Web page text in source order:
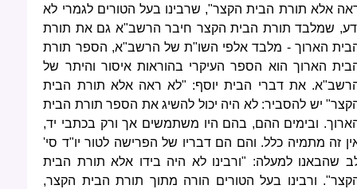
אלא תורת הבית הקצר", שרבינו בעל הטורים לגמרי לא
שמלבד תורת הבית הקצר חיבר הרשב"א גם את תורת
הארוך - מלבד אלפי השו"ת של הרשב"א, הספר תורת
הארוך הוא הספר העיקרי בהוראות איסור והיתר של
את דברי הבית יוסף: "לא ראה אלא תורת הבית
יש להסביר: לא היה יכול להשיג את הספר תורת הבית
ובימים ההם, בהם היו משתמשים אך ורק בכתבי יד,
זה מתמיה כלל. והם הם דבריו של הפרישה לטור יו"ד סי'
שהבאנו למעלה: "ורבינו לא היה בידו אלא תורת הבית
ורבינו בעל הטורים הורה מתוך תורת הבית הקצר,